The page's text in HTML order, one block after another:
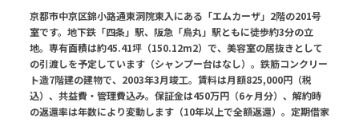
京都市中京区錦小路通東洞院東入にある「エムカーザ」2階の201号
室です。地下鉄「四条」駅、阪急「烏丸」駅ともに徒歩約3分の立
地。専有面積は約45.41坪（150.12m2）で、美容室の居抜きとして
の引渡しを予定しています（シャンプー台はなし）。鉄筋コンクリー
ト造7階建の建物で、2003年3月竣工。賃料は月額825,000円（税
込）、共益費・管理費込み。保証金は450万円（6ヶ月分）、解約時
の返還率は年数により変動します（10年以上で全額返還）。定期借家